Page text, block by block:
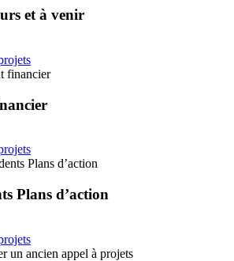
et à venir
financier
Plans d’action
Plans d’action
un ancien appel à projets